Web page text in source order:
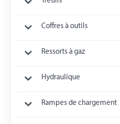
Coffres à outils
Ressorts à gaz
Hydraulique
Rampes de chargement